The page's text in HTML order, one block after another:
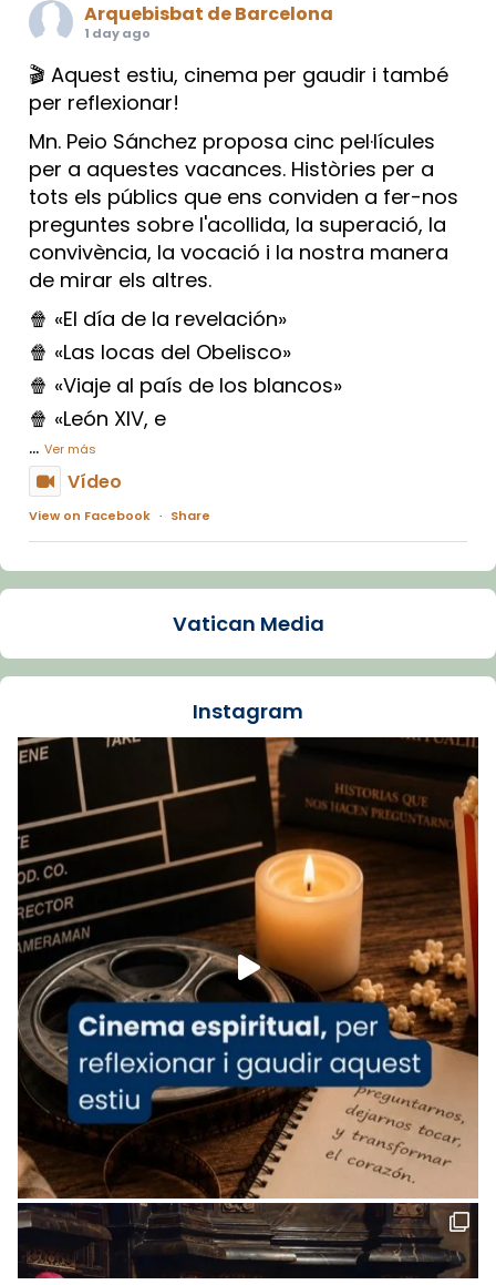
Arquebisbat de Barcelona
1 day ago
🎬 Aquest estiu, cinema per gaudir i també
per reflexionar!
Mn. Peio Sánchez proposa cinc pel·lícules
per a aquestes vacances. Històries per a
tots els públics que ens conviden a fer-nos
preguntes sobre l'acollida, la superació, la
convivència, la vocació i la nostra manera
de mirar els altres.
🍿 «El día de la revelación»
🍿 «Las locas del Obelisco»
🍿 «Viaje al país de los blancos»
🍿 «León XIV, e
... Ver más
Vídeo
View on Facebook · Share
Arquebisbat de Barcelona
La Carmina va patir depressió. Fa gairebé
dos mesos, a l'Estadi Lluís Companys, la
Recupera l'entrevista comp
Vatican
tican News 👇
www.vaticannews.va/es/iglesia/news/2026-
07/carmina-historia-depresion-papa-viaje-
espana-testimoni...
Foto
View on Facebook · Share
Arquebisbat de Barcelona
1 week ago
«Avui les santes Juliana i Semproniana ens
ajuden a alçar la mirada»
Mons. Sergi Gordo, bisbe de Tortosa, ha
presidit aquest 27 de juliol la missa de Les
Santes de Mataró.
🔗 tinyurl.com/cvu5jmbk
📸 J. Merino
Vatican Media
Instagram